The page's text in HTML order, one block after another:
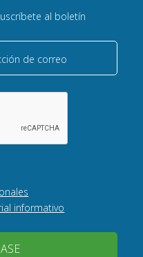
al boletín
de correo
informativo